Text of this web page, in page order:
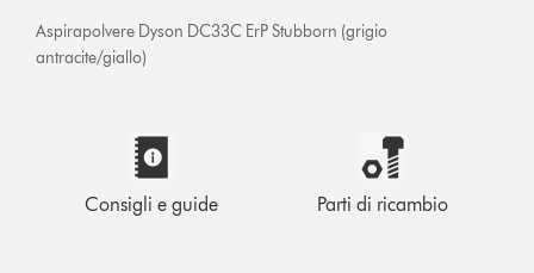
Aspirapolvere Dyson DC33C ErP Stubborn (grigio
antracite/giallo)
Consigli e guide Parti di ricambio